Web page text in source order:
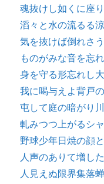
魂抜けし如くに座
滔々と水の流るる
気を抜けば倒れさ
ものがみな音を忘
身を守る形忘れし
我に喝与えよ背戸
屯して庭の暗がり
軋みつつ上がるシ
野球少年日焼の顔
人声のありて増し
人見えぬ限界集落